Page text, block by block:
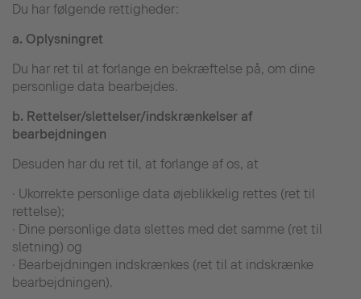
Du har følgende rettigheder:
a. Oplysningret
Du har ret til at forlange en bekræftelse på, om dine
personlige data bearbejdes.
b. Rettelser/slettelser/indskrænkelser af
bearbejdningen
Desuden har du ret til, at forlange af os, at
· Ukorrekte personlige data øjeblikkelig rettes (ret til
rettelse);
· Dine personlige data slettes med det samme (ret til
sletning) og
· Bearbejdningen indskrænkes (ret til at indskrænke
bearbejdningen).